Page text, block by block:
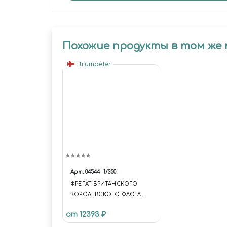
Похожие продукты в том
trumpeter
Арт. 04544 1/350
ФРЕГАТ БРИТАНСКОГО
КОРОЛЕВСКОГО ФЛОТА
ROYAL NAVY TYPE 23
FRIGATE - "KENT"
от 12393 ₽